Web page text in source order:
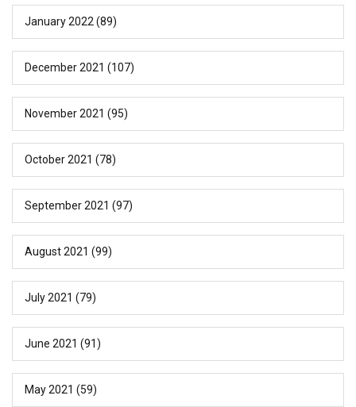
January 2022 (89)
December 2021 (107)
November 2021 (95)
October 2021 (78)
September 2021 (97)
August 2021 (99)
July 2021 (79)
June 2021 (91)
May 2021 (59)